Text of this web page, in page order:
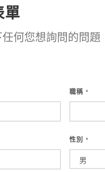
單
何您想詢問的問題
職稱*
性別*